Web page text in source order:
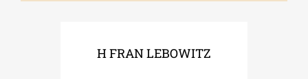
H FRAN LEBOWITZ